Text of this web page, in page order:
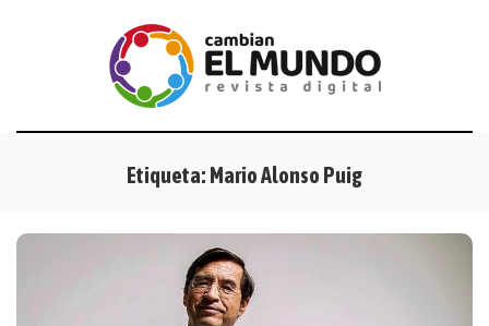
Etiqueta: Mario Alonso Puig